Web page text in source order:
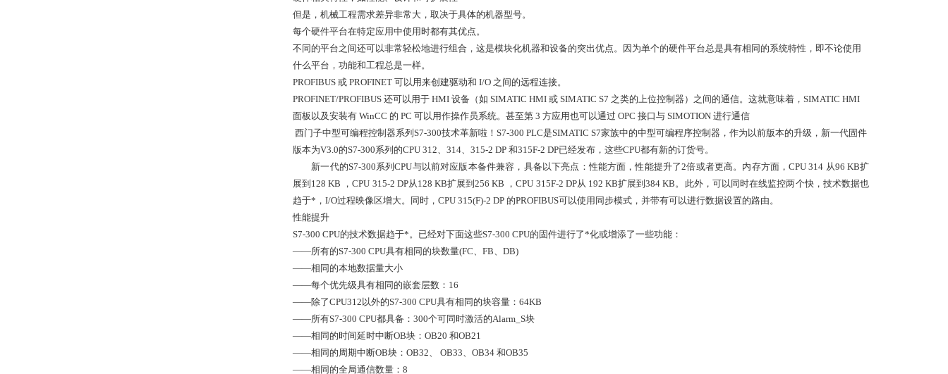
但是，机械工程需求差异非常大，取决于具体的机器型号。
每个硬件平台在特定应用中使用时都有其优点。
不同的平台之间还可以非常轻松地进行组合，这是模块化机器和设备的突出优点。因为单个的硬件平台总是具有相同的系统特性，即不论使用
什么平台，功能和工程总是一样。
PROFIBUS 或 PROFINET 可以用来创建驱动和 I/O 之间的远程连接。
PROFINET/PROFIBUS 还可以用于 HMI 设备（如 SIMATIC HMI 或 SIMATIC S7 之类的上位控制器）之间的通信。这就意味着，SIMATIC HMI
面板以及安装有 WinCC 的 PC 可以用作操作员系统。甚至第 3 方应用也可以通过 OPC 接口与 SIMOTION 进行通信
西门子中型可编程控制器系列S7-300技术革新啦！S7-300 PLC是SIMATIC S7家族中的中型可编程序控制器，作为以前版本的升级，新一代固件
版本为V3.0的S7-300系列的CPU 312、314、315-2 DP 和315F-2 DP已经发布，这些CPU都有新的订货号。
新一代的S7-300系列CPU与以前对应版本备件兼容，具备以下亮点：性能方面，性能提升了2倍或者更高。内存方面，CPU 314 从96 KB扩
展到 128 KB ，CPU 315-2 DP从128 KB扩展到256 KB ，CPU 315F-2 DP从 192 KB扩展到384 KB。此外，可以同时在线监控两个快，技术数据也
趋于*， I/O过程映像区增大。同时， CPU 315(F)-2 DP 的PROFIBUS可以使用同步模式，并带有可以进行数据设置的路由。
性能提升
S7-300 CPU的技术数据趋于*。已经对下面这些S7-300 CPU的固件进行了*化或增添了一些功能：
——所有的S7-300 CPU具有相同的块数量(FC、 FB、 DB)
——相同的本地数据量大小
——每个优先级具有相同的嵌套层数： 16
——除了CPU312 以外的S7-300 CPU具有相同的块容量： 64KB
——所有S7-300 CPU都具备： 300个可同时激活的Alarm_S块
——相同的时间延时中断OB块： OB20 和OB21
——相同的周期中断OB块： OB32、 OB33、 OB34 和OB35
——相同的全局通信数量： 8